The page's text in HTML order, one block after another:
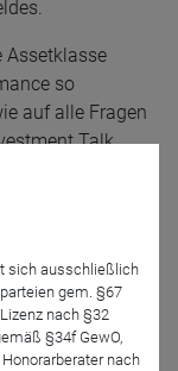
Assetklasse
so
auf alle Fragen
Talk.
sich ausschließlich
gem. §67
nach §32
§34f GewO,
nach